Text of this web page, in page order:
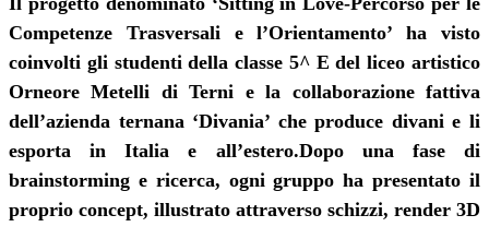
Competenze Trasversali e l’Orientamento’ ha visto
coinvolti gli studenti della classe 5^ E del liceo artistico
Orneore Metelli di Terni e la collaborazione fattiva
dell’azienda ternana ‘Divania’ che produce divani e li
esporta in Italia e all’estero.Dopo una fase di
brainstorming e ricerca, ogni gruppo ha presentato il
proprio concept, illustrato attraverso schizzi, render 3D